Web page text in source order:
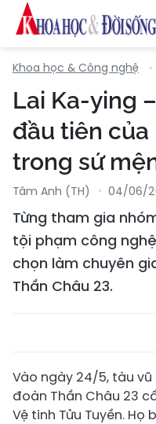
Khoa học & Công nghệ
Lai Ka-ying
đầu tiên của
trong sứ
Tâm Anh (TH) 04/06/
Từng tham gia
tội phạm công
chọn làm chuyên
Thần Châu 23.
Vào ngày 24/5, tàu
đoàn Thần Châu 23
Vệ tinh Tửu Tuyền.